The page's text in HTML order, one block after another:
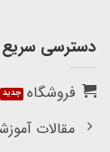
دسترسی سریع
فروشگاه
مقالات